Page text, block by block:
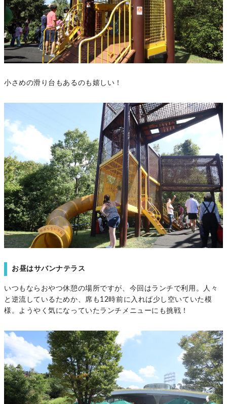
小さめの滑り台もあるのも嬉しい！
お昼はサバンナテラス
いつもならおやつ休憩の場所ですが、今回はランチで利用。人々
と逆流しているためか、席も12時前に入れば少し空いていた模
様。ようやく気になっていたランチメニューにも挑戦！